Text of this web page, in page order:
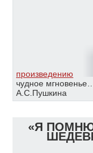
произведению
чудное
А.С.Пушкина
«Я